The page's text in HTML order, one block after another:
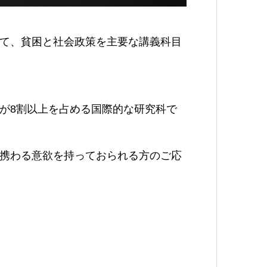
、貧困と社会政策を主要な講義科目
8割以上を占める国際的な研究科で
わる意欲を持っておられる方のご応